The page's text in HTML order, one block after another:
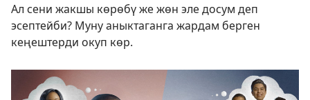
Ал сени жакшы көрөбү же жөн эле досум деп
эсептейби? Муну аныктаганга жардам берген
кеңештерди окуп көр.